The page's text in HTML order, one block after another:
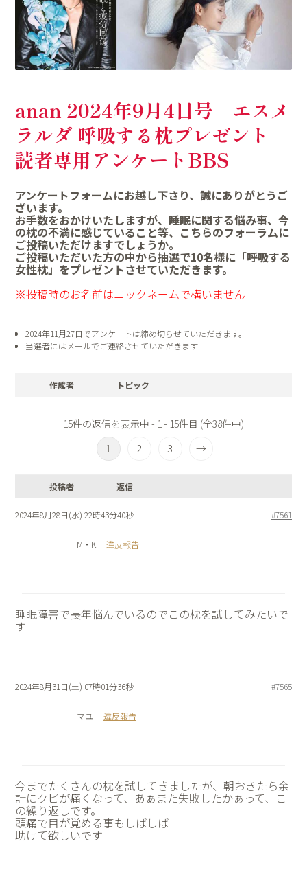
anan 2024年9月4日号 エスメ
ラルダ 呼吸する枕プレゼント
読者専用アンケートBBS
アンケートフォームにお越し下さり、誠にありがとうご
ざいます。
お手数をおかけいたしますが、睡眠に関する悩み事、今
の枕の不満に感じていること等、こちらのフォーラムに
ご投稿いただけますでしょうか。
ご投稿いただいた方の中から抽選で10名様に「呼吸する
女性枕」をプレゼントさせていただきます。
※投稿時のお名前はニックネームで構いません
2024年11月27日でアンケートは締め切らせていただきます。
当選者にはメールでご連絡させていただきます
作成者 トピック
15件の返信を表示中 - 1 - 15件目 (全38件中)
1 2 3 →
投稿者 返信
2024年8月28日(水) 22時43分40秒 #7561
M・K 違反報告
睡眠障害で長年悩んでいるのでこの枕を試してみたいで
す
2024年8月31日(土) 07時01分36秒 #7565
マユ 違反報告
今までたくさんの枕を試してきましたが、朝おきたら余
計にクビが痛くなって、あぁまた失敗したかぁって、こ
の繰り返しです。
頭痛で目が覚める事もしばしば
助けて欲しいです